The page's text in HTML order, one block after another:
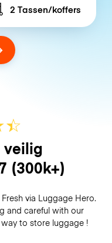
Number of bags
2 Tassen/koffers
☆
★
veilig
(300k+)
via Luggage Hero.
and careful with our
to store luggage !